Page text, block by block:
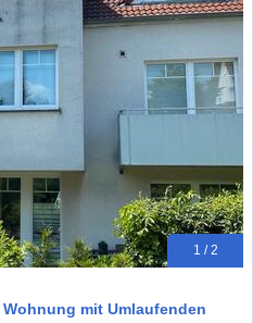
1 / 2
mit Umlaufenden